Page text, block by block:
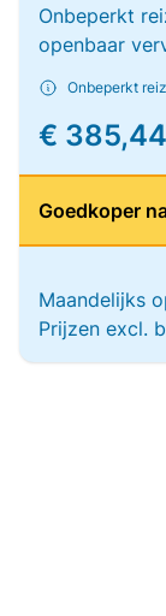
Onbeperkt
openbaar
Onbeperkt
€
Goedkoper
Maandelijks
Prijzen excl.